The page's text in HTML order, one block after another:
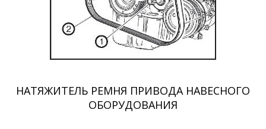
НАТЯЖИТЕЛЬ РЕМНЯ ПРИВОДА НАВЕСНОГО
ОБОРУДОВАНИЯ